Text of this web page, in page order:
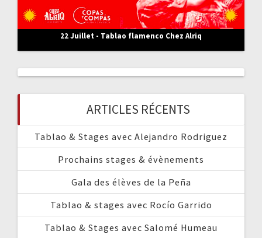
22 Juillet - Tablao flamenco Chez Alriq
ARTICLES RÉCENTS
Tablao & Stages avec Alejandro Rodriguez
Prochains stages & évènements
Gala des élèves de la Peña
Tablao & stages avec Rocío Garrido
Tablao & Stages avec Salomé Humeau